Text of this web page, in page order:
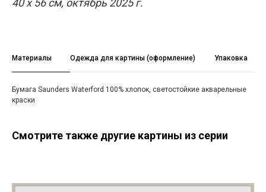
40 х 56 см, октябрь 2025 г.
Материалы Одежда для картины (оформление) Упаковка
Бумага Saunders Waterford 100% хлопок, светостойкие акварельные
краски
Смотрите также другие картины из серии